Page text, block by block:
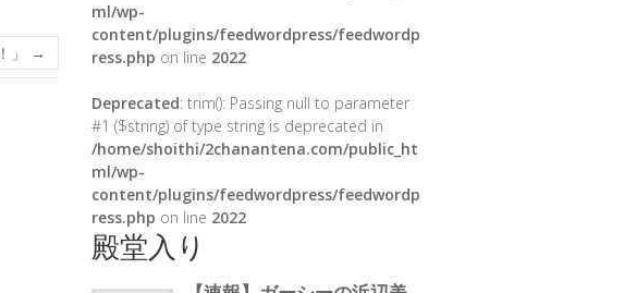
」
→
ml/wp-
content/plugins/feedwordpress/feedwordp
ress.php on line 2022
Deprecated: trim(): Passing null to parameter
#1 ($string) of type string is deprecated in
/home/shoithi/2chanantena.com/public_ht
ml/wp-
content/plugins/feedwordpress/feedwordp
ress.php on line 2022
殿堂入り